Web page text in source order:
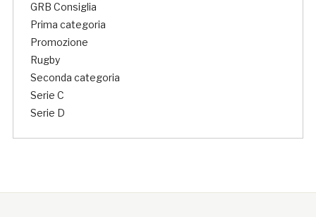
GRB Consiglia
Prima categoria
Promozione
Rugby
Seconda categoria
Serie C
Serie D